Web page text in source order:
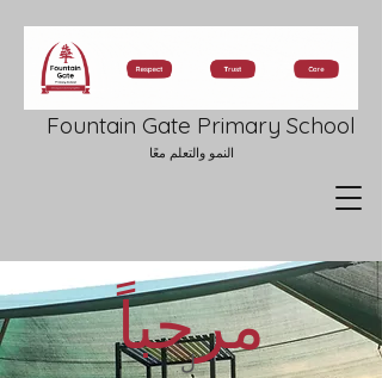
Fountain Gate Primary School
النمو والتعلم معًا
مرحباً
ل